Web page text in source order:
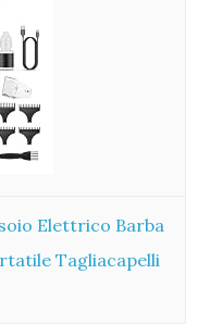
Elettrico Barba
Tagliacapelli